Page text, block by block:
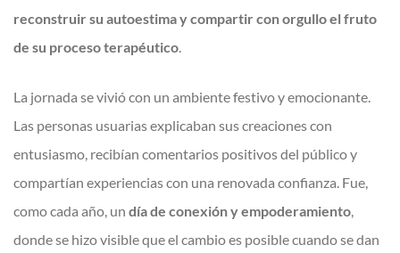
reconstruir su autoestima y compartir con orgullo el fruto
de su proceso terapéutico.
La jornada se vivió con un ambiente festivo y emocionante.
Las personas usuarias explicaban sus creaciones con
entusiasmo, recibían comentarios positivos del público y
compartían experiencias con una renovada confianza. Fue,
como cada año, un día de conexión y empoderamiento,
donde se hizo visible que el cambio es posible cuando se dan